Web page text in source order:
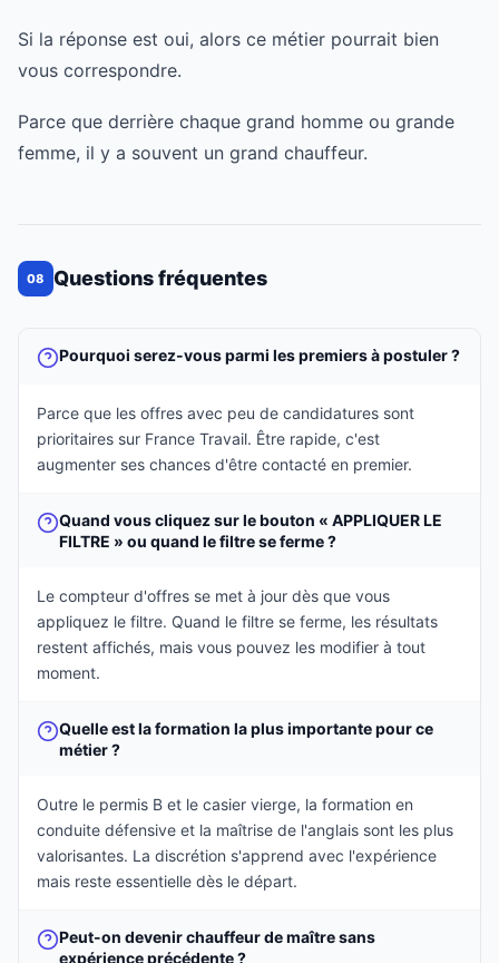
Si la réponse est oui, alors ce métier pourrait bien
vous correspondre.
Parce que derrière chaque grand homme ou grande
femme, il y a souvent un grand chauffeur.
08 Questions fréquentes
Pourquoi serez-vous parmi les premiers à postuler ?
Parce que les offres avec peu de candidatures sont
prioritaires sur France Travail. Être rapide, c'est
augmenter ses chances d'être contacté en premier.
Quand vous cliquez sur le bouton « APPLIQUER LE
FILTRE » ou quand le filtre se ferme ?
Le compteur d'offres se met à jour dès que vous
appliquez le filtre. Quand le filtre se ferme, les résultats
restent affichés, mais vous pouvez les modifier à tout
moment.
Quelle est la formation la plus importante pour ce
métier ?
Outre le permis B et le casier vierge, la formation en
conduite défensive et la maîtrise de l'anglais sont les plus
valorisantes. La discrétion s'apprend avec l'expérience
mais reste essentielle dès le départ.
Peut-on devenir chauffeur de maître sans
expérience précédente ?